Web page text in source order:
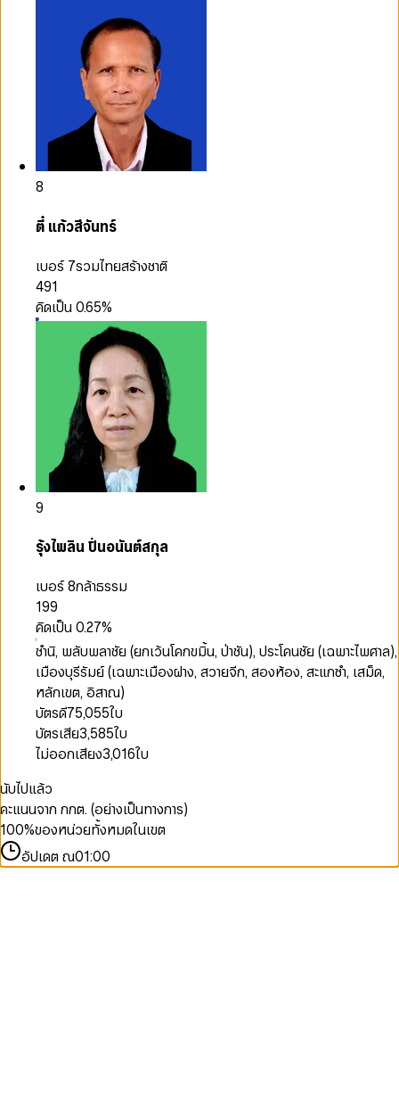
8
ตี๋ แก้วสีจันทร์
เบอร์ 7รวมไทยสร้างชาติ
491
คิดเป็น0.65%
9
รุ้งไพลิน ปิ่นอนันต์สกุล
เบอร์ 8กล้าธรรม
199
คิดเป็น0.27%
ชำนิ, พลับพลาชัย (ยกเว้นโคกขมิ้น, ป่าชัน), ประโคนชัย (เฉพาะไพศาล),
เมืองบุรีรัมย์ (เฉพาะเมืองฝาง, สวายจีก, สองห้อง, สะแกซำ, เสม็ด,
หลักเขต, อิสาณ)
บัตรดี75,055ใบ
บัตรเสีย3,585ใบ
ไม่ออกเสียง3,016ใบ
นับไปแล้ว
คะแนนจาก กกต. (อย่างเป็นทางการ)
100%ของหน่วยทั้งหมดในเขต
อัปเดต ณ01:00